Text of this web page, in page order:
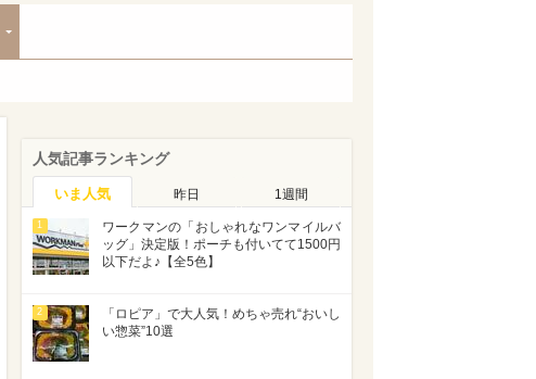
人気記事ランキング
いま人気 昨日 1週間
1
ワークマンの「おしゃれなワンマイルバ
ッグ」決定版！ポーチも付いてて1500円
以下だよ♪【全5色】
2
「ロピア」で大人気！めちゃ売れ“おいし
い惣菜”10選